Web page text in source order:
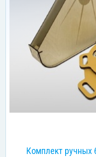
Комплект